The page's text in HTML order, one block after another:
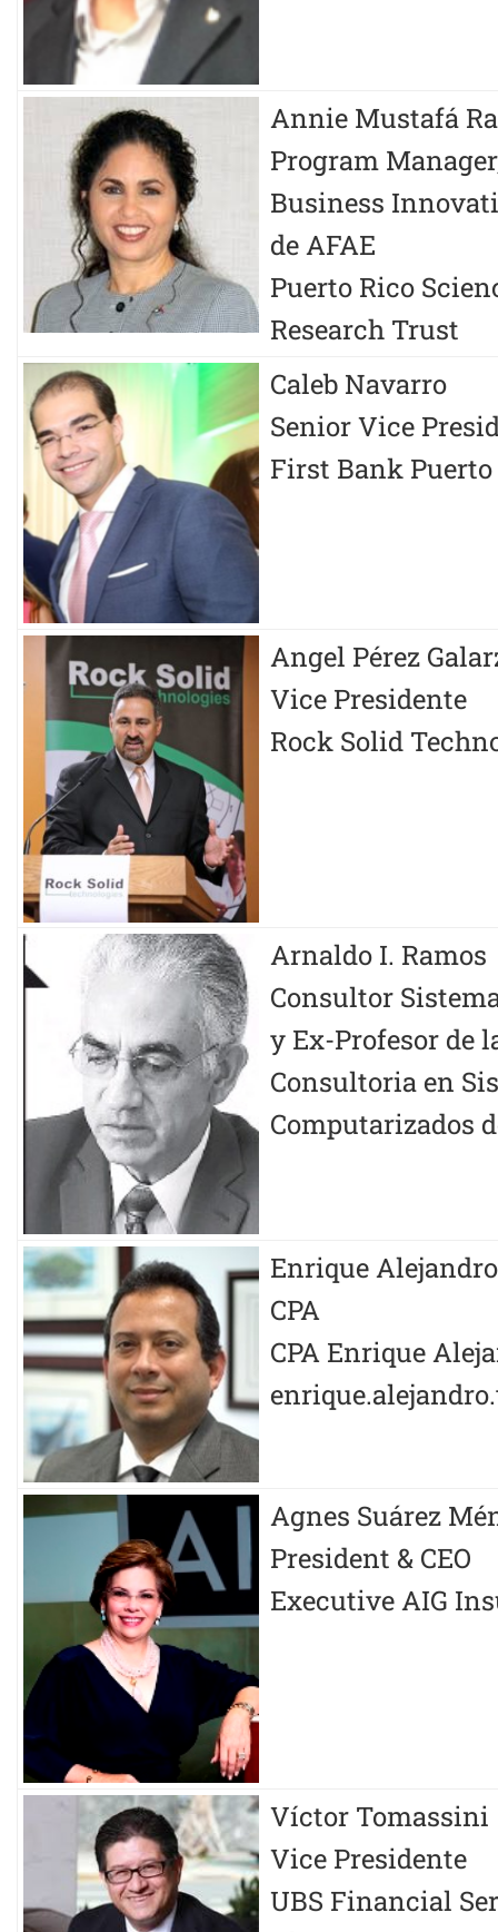
Annie Mustafá
Program
Business
de AFAE
Puerto Rico
Research Trust
Caleb Navarro
Senior Vice
First Bank
Angel Pérez
Vice Presidente
Rock Solid
Arnaldo I. Ramos
Consultor
y Ex-Profesor de
Consultoria en
Computarizados
Enrique
CPA
CPA Enrique
Agnes Suárez
President & CEO
Executive AIG
Víctor Tomassini
Vice Presidente
UBS Financial